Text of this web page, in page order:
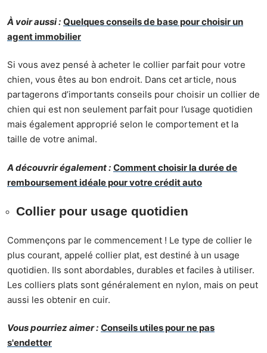
À voir aussi : Quelques conseils de base pour choisir un
agent immobilier
Si vous avez pensé à acheter le collier parfait pour votre
chien, vous êtes au bon endroit. Dans cet article, nous
partagerons d’importants conseils pour choisir un collier de
chien qui est non seulement parfait pour l’usage quotidien
mais également approprié selon le comportement et la
taille de votre animal.
A découvrir également : Comment choisir la durée de
remboursement idéale pour votre crédit auto
Collier pour usage quotidien
Commençons par le commencement ! Le type de collier le
plus courant, appelé collier plat, est destiné à un usage
quotidien. Ils sont abordables, durables et faciles à utiliser.
Les colliers plats sont généralement en nylon, mais on peut
aussi les obtenir en cuir.
Vous pourriez aimer : Conseils utiles pour ne pas
s'endetter